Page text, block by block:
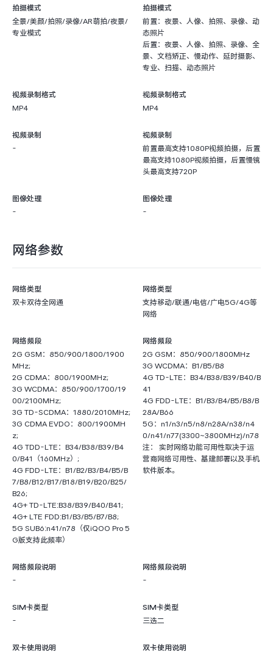
拍摄模式
全景/美颜/拍照/录像/AR萌拍/夜景/
专业模式
拍摄模式
前置：夜景、人像、拍照、录像、动
态照片
后置：夜景、人像、拍照、录像、全
景、文档矫正、慢动作、延时摄影、
专业、扫描、动态照片
视频录制格式
MP4
视频录制格式
MP4
视频录制
-
视频录制
前置最高支持1080P视频拍摄，后置
最高支持1080P视频拍摄，后置慢镜
头最高支持720P
图像处理
-
图像处理
-
网络参数
网络类型
双卡双待全网通
网络类型
支持移动/联通/电信/广电5G/4G等
网络
网络频段
2G GSM：850/900/1800/1900
MHz;
2G CDMA：800/1900MHz;
3G WCDMA：850/900/1700/19
00/2100MHz;
3G TD-SCDMA：1880/2010MHz;
3G CDMA EVDO：800/1900MH
z;
4G TDD-LTE：B34/B38/B39/B4
0/B41（160MHz）;
4G FDD-LTE：B1/B2/B3/B4/B5/B
7/B8/B12/B17/B18/B19/B20/B25/
B26;
4G+ TD-LTE:B38/B39/B40/B41;
4G+ LTE FDD:B1/B3/B5/B7/B8;
5G SUB6:n41/n78（仅iQOO Pro 5
G版支持此频率）
网络频段
2G GSM：850/900/1800MHz
3G WCDMA：B1/B5/B8
4G TD-LTE：B34/B38/B39/B40/B
41
4G FDD-LTE：B1/B3/B4/B5/B8/B
28A/B66
5G：n1/n3/n5/n8/n28A/n38/n4
0/n41/n77(3300~3800MHz)/n78
注： 实时网络功能可用性取决于运
营商网络可用性、基建部署以及手机
软件版本。
网络频段说明
-
网络频段说明
-
SIM卡类型
-
SIM卡类型
三选二
双卡使用说明
双卡使用说明